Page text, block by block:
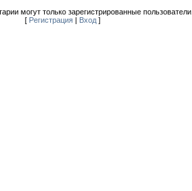
могут только зарегистрированные пользователи.
[ Регистрация | Вход ]